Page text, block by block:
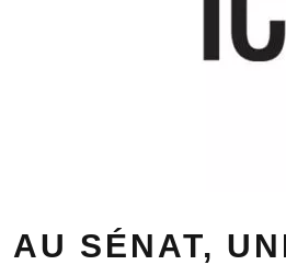
AU SÉNAT,